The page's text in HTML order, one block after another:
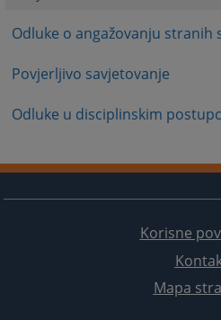
Odluke o angažovanju stranih
Povjerljivo savjetovanje
Odluke u disciplinskim
Korisne
Mapa